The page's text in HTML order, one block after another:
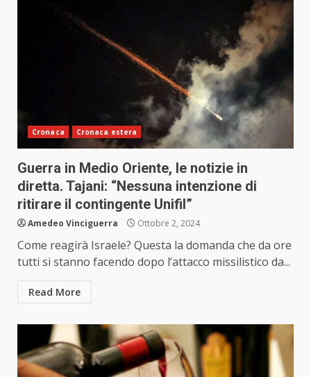
Cronaca Cronaca estera
Guerra in Medio Oriente, le notizie in
diretta. Tajani: “Nessuna intenzione di
ritirare il contingente Unifil”
Amedeo Vinciguerra Ottobre 2, 2024
Come reagirà Israele? Questa la domanda che da ore
tutti si stanno facendo dopo l’attacco missilistico da...
Read More